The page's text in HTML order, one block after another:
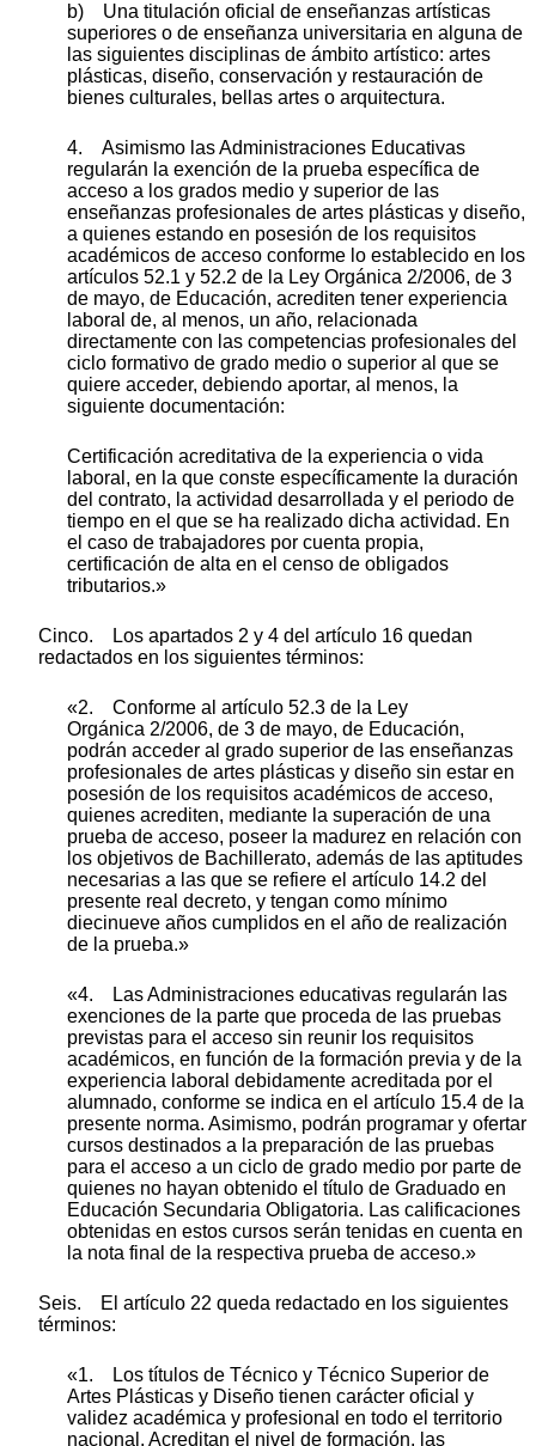
b) Una titulación oficial de enseñanzas artísticas
superiores o de enseñanza universitaria en alguna de
las siguientes disciplinas de ámbito artístico: artes
plásticas, diseño, conservación y restauración de
bienes culturales, bellas artes o arquitectura.
4. Asimismo las Administraciones Educativas
regularán la exención de la prueba específica de
acceso a los grados medio y superior de las
enseñanzas profesionales de artes plásticas y diseño,
a quienes estando en posesión de los requisitos
académicos de acceso conforme lo establecido en los
artículos 52.1 y 52.2 de la Ley Orgánica 2/2006, de 3
de mayo, de Educación, acrediten tener experiencia
laboral de, al menos, un año, relacionada
directamente con las competencias profesionales del
ciclo formativo de grado medio o superior al que se
quiere acceder, debiendo aportar, al menos, la
siguiente documentación:
Certificación acreditativa de la experiencia o vida
laboral, en la que conste específicamente la duración
del contrato, la actividad desarrollada y el periodo de
tiempo en el que se ha realizado dicha actividad. En
el caso de trabajadores por cuenta propia,
certificación de alta en el censo de obligados
tributarios.»
Cinco. Los apartados 2 y 4 del artículo 16 quedan
redactados en los siguientes términos:
«2. Conforme al artículo 52.3 de la Ley
Orgánica 2/2006, de 3 de mayo, de Educación,
podrán acceder al grado superior de las enseñanzas
profesionales de artes plásticas y diseño sin estar en
posesión de los requisitos académicos de acceso,
quienes acrediten, mediante la superación de una
prueba de acceso, poseer la madurez en relación con
los objetivos de Bachillerato, además de las aptitudes
necesarias a las que se refiere el artículo 14.2 del
presente real decreto, y tengan como mínimo
diecinueve años cumplidos en el año de realización
de la prueba.»
«4. Las Administraciones educativas regularán las
exenciones de la parte que proceda de las pruebas
previstas para el acceso sin reunir los requisitos
académicos, en función de la formación previa y de la
experiencia laboral debidamente acreditada por el
alumnado, conforme se indica en el artículo 15.4 de la
presente norma. Asimismo, podrán programar y ofertar
cursos destinados a la preparación de las pruebas
para el acceso a un ciclo de grado medio por parte de
quienes no hayan obtenido el título de Graduado en
Educación Secundaria Obligatoria. Las calificaciones
obtenidas en estos cursos serán tenidas en cuenta en
la nota final de la respectiva prueba de acceso.»
Seis. El artículo 22 queda redactado en los siguientes
términos:
«1. Los títulos de Técnico y Técnico Superior de
Artes Plásticas y Diseño tienen carácter oficial y
validez académica y profesional en todo el territorio
nacional. Acreditan el nivel de formación, las